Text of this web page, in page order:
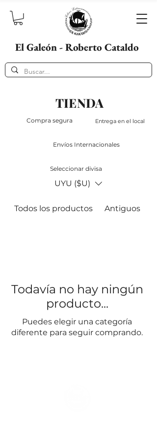
El Galeón - Roberto Cataldo
TIENDA
Compra segura Entrega en el local
Envíos Internacionales
Seleccionar divisa
UYU ($U)
Todos los productos Antiguos
Todavía no hay ningún
producto...
Puedes elegir una categoría
diferente para seguir comprando.